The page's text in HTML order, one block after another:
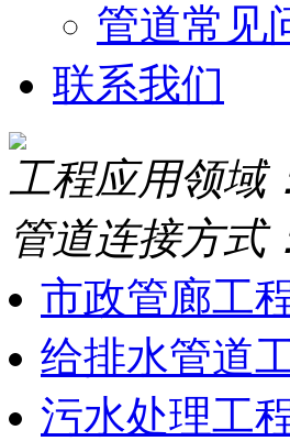
管道常见
联系我们
工程应用领域
管道连接方式
市政管廊工
给排水管道
污水处理工